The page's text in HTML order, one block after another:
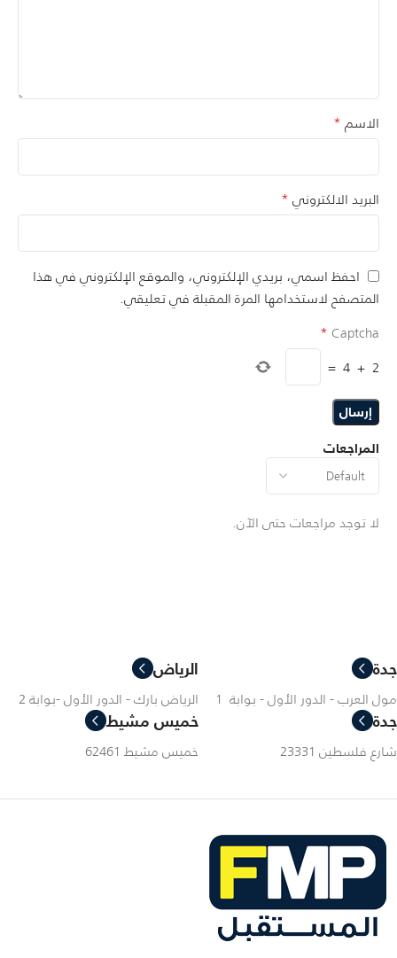
المراجعات
لا توجد مراجعات حتى الآن.
الاسم *
البريد الالكتروني *
احفظ اسمي، بريدي الإلكتروني، والموقع الإلكتروني في هذا
المتصفح لاستخدامها المرة المقبلة في تعليقي.
Captcha
*
2
+
4
=
جدة
مول العرب - الدور الأول - بوابة 1
الرياض
الرياض بارك - الدور الأول -بوابة 2
جدة
شارع فلسطين 23331
خميس مشيط
خميس مشيط 62461